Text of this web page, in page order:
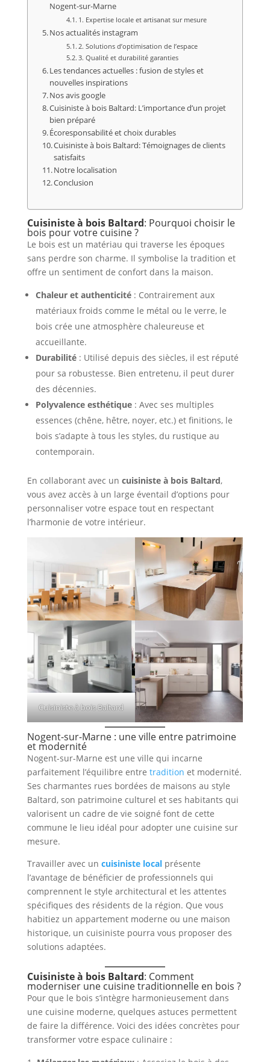
Nogent-sur-Marne
1. Expertise locale et artisanat sur mesure
Nos actualités instagram
2. Solutions d’optimisation de l’espace
3. Qualité et durabilité garanties
Les tendances actuelles : fusion de styles et
nouvelles inspirations
Nos avis google
Cuisiniste à bois Baltard: L’importance d’un projet
bien préparé
Écoresponsabilité et choix durables
Cuisiniste à bois Baltard: Témoignages de clients
satisfaits
Notre localisation
Conclusion
Cuisiniste à bois Baltard: Pourquoi choisir le
bois pour votre cuisine ?
Le bois est un matériau qui traverse les époques
sans perdre son charme. Il symbolise la tradition et
offre un sentiment de confort dans la maison.
Chaleur et authenticité: Contrairement aux
matériaux froids comme le métal ou le verre, le
bois crée une atmosphère chaleureuse et
accueillante.
Durabilité: Utilisé depuis des siècles, il est réputé
pour sa robustesse. Bien entretenu, il peut durer
des décennies.
Polyvalence esthétique: Avec ses multiples
essences (chêne, hêtre, noyer, etc.) et finitions, le
bois s’adapte à tous les styles, du rustique au
contemporain.
En collaborant avec un cuisiniste à bois Baltard,
vous avez accès à un large éventail d’options pour
personnaliser votre espace tout en respectant
l’harmonie de votre intérieur.
Cuisiniste à bois Baltard
Nogent-sur-Marne : une ville entre patrimoine
et modernité
Nogent-sur-Marne est une ville qui incarne
parfaitement l’équilibre entre tradition et modernité.
Ses charmantes rues bordées de maisons au style
Baltard, son patrimoine culturel et ses habitants qui
valorisent un cadre de vie soigné font de cette
commune le lieu idéal pour adopter une cuisine sur
mesure.
Travailler avec un cuisiniste local présente
l’avantage de bénéficier de professionnels qui
comprennent le style architectural et les attentes
spécifiques des résidents de la région. Que vous
habitiez un appartement moderne ou une maison
historique, un cuisiniste pourra vous proposer des
solutions adaptées.
Cuisiniste à bois Baltard: Comment
moderniser une cuisine traditionnelle en bois ?
Pour que le bois s’intègre harmonieusement dans
une cuisine moderne, quelques astuces permettent
de faire la différence. Voici des idées concrètes pour
transformer votre espace culinaire :